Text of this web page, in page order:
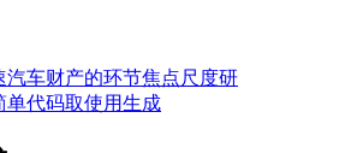
汽车财产的环节焦点尺度研
单代码取使用生成